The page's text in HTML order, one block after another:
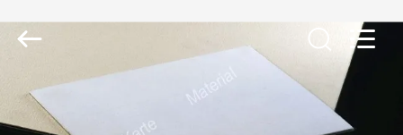
ΣΠΊΤΙ
Technology
(Tianjin)
Limited.